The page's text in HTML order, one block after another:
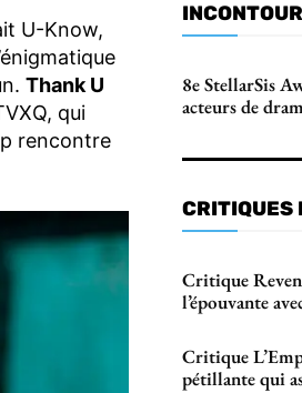
U-Know,
Thank U
qui
rencontre
8e StellarSis
acteurs de
CRITIQUES
Critique
l’épouvante
Critique
pétillante qui